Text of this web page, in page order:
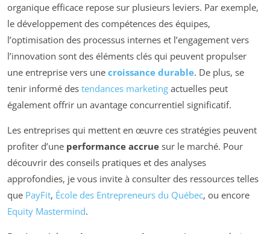
organique efficace repose sur plusieurs leviers. Par exemple,
le développement des compétences des équipes,
l’optimisation des processus internes et l’engagement vers
l’innovation sont des éléments clés qui peuvent propulser
une entreprise vers une croissance durable. De plus, se
tenir informé des tendances marketing actuelles peut
également offrir un avantage concurrentiel significatif.
Les entreprises qui mettent en œuvre ces stratégies peuvent
profiter d’une performance accrue sur le marché. Pour
découvrir des conseils pratiques et des analyses
approfondies, je vous invite à consulter des ressources telles
que PayFit, École des Entrepreneurs du Québec, ou encore
Equity Mastermind.